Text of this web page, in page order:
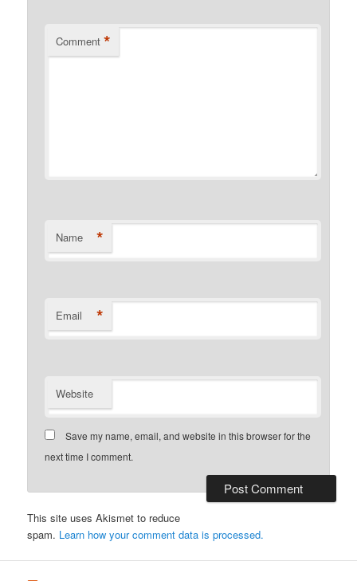
Comment *
Name *
Email *
Website
Save my name, email, and website in this browser for the
next time I comment.
This site uses Akismet to reduce
spam. Learn how your comment data is processed.